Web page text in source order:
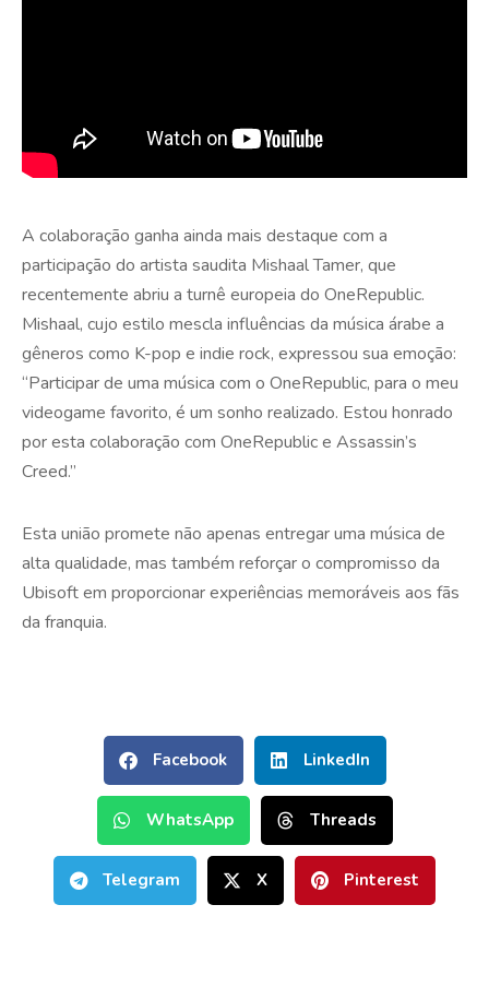
A colaboração ganha ainda mais destaque com a
participação do artista saudita Mishaal Tamer, que
recentemente abriu a turnê europeia do OneRepublic.
Mishaal, cujo estilo mescla influências da música árabe a
gêneros como K-pop e indie rock, expressou sua emoção:
“Participar de uma música com o OneRepublic, para o meu
videogame favorito, é um sonho realizado. Estou honrado
por esta colaboração com OneRepublic e Assassin’s
Creed.”
Esta união promete não apenas entregar uma música de
alta qualidade, mas também reforçar o compromisso da
Ubisoft em proporcionar experiências memoráveis aos fãs
da franquia.
Facebook LinkedIn
WhatsApp Threads
Telegram X Pinterest